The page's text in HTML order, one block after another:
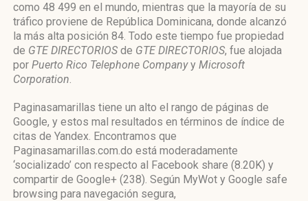
como 48 499 en el mundo, mientras que la mayoría de su
tráfico proviene de República Dominicana, donde alcanzó
la más alta posición 84. Todo este tiempo fue propiedad
de GTE DIRECTORIOS de GTE DIRECTORIOS, fue alojada
por Puerto Rico Telephone Companyy Microsoft
Corporation.
Paginasamarillas tiene un alto el rango de páginas de
Google, y estos mal resultados en términos de índice de
citas de Yandex. Encontramos que
Paginasamarillas.com.do está moderadamente
‘socializado’ con respecto al Facebook share (8.20K) y
compartir de Google+ (238). Según MyWot y Google safe
browsing para navegación segura,